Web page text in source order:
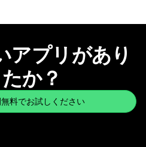
アプリがあり
か？
料でお試しください